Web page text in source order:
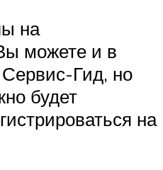
на
можете и в
Гид, но
будет
на